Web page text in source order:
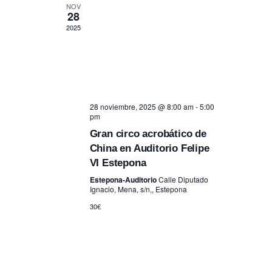
NOV
28
2025
28 noviembre, 2025 @ 8:00 am-5:00
pm
Gran circo acrobático de
China en Auditorio Felipe
VI Estepona
Estepona-AuditorioCalle Diputado
Ignacio, Mena, s/n,, Estepona
30€